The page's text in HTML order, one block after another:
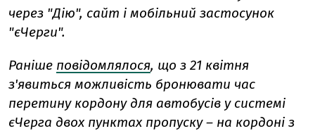
через "Дію", сайт і мобільний застосунок
"єЧерги".
Раніше повідомлялося, що з 21 квітня
з'явиться можливість бронювати час
перетину кордону для автобусів у системі
єЧерга двох пунктах пропуску – на кордоні з